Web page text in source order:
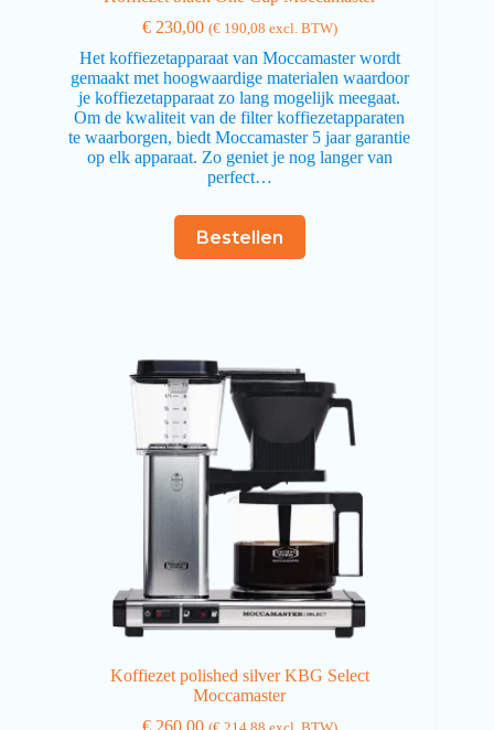
€230,00 (€190,08 excl. BTW)
Het koffiezetapparaat van Moccamaster wordt
gemaakt met hoogwaardige materialen waardoor
je koffiezetapparaat zo lang mogelijk meegaat.
Om de kwaliteit van de filter koffiezetapparaten
te waarborgen, biedt Moccamaster 5 jaar garantie
op elk apparaat. Zo geniet je nog langer van
perfect…
Bestellen
Koffiezet polished silver KBG Select
Moccamaster